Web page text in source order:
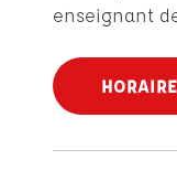
enseignant